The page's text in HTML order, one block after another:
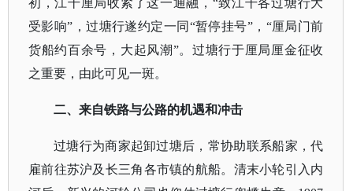
初，江干厘局收紧了这一通融，“致江干各过塘行大
受影响”，过塘行遂约定一同“暂停挂号”，“厘局门前
货船约百余号，大起风潮”。过塘行于厘局厘金征收
之重要，由此可见一斑。
二、来自铁路与公路的机遇和冲击
过塘行为商家起卸过塘后，常协助联系船家，代
雇前往苏沪及长三角各市镇的航船。清末小轮引入内